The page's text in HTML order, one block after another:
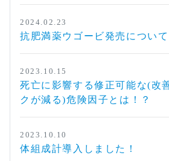
2024.02.23
抗肥満薬ウゴービ発売について
2023.10.15
死亡に影響する修正可能な(改
クが減る)危険因子とは！？
2023.10.10
体組成計導入しました！